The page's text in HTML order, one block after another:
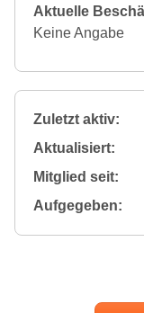
Aktuelle
Keine Angabe
Zuletzt aktiv:
Aktualisiert:
Mitglied seit:
Aufgegeben: